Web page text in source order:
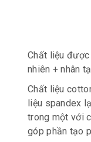
Chất liệu
nhiên + nhân
Chất liệu
liệu spandex
trong một với
góp phần tạo